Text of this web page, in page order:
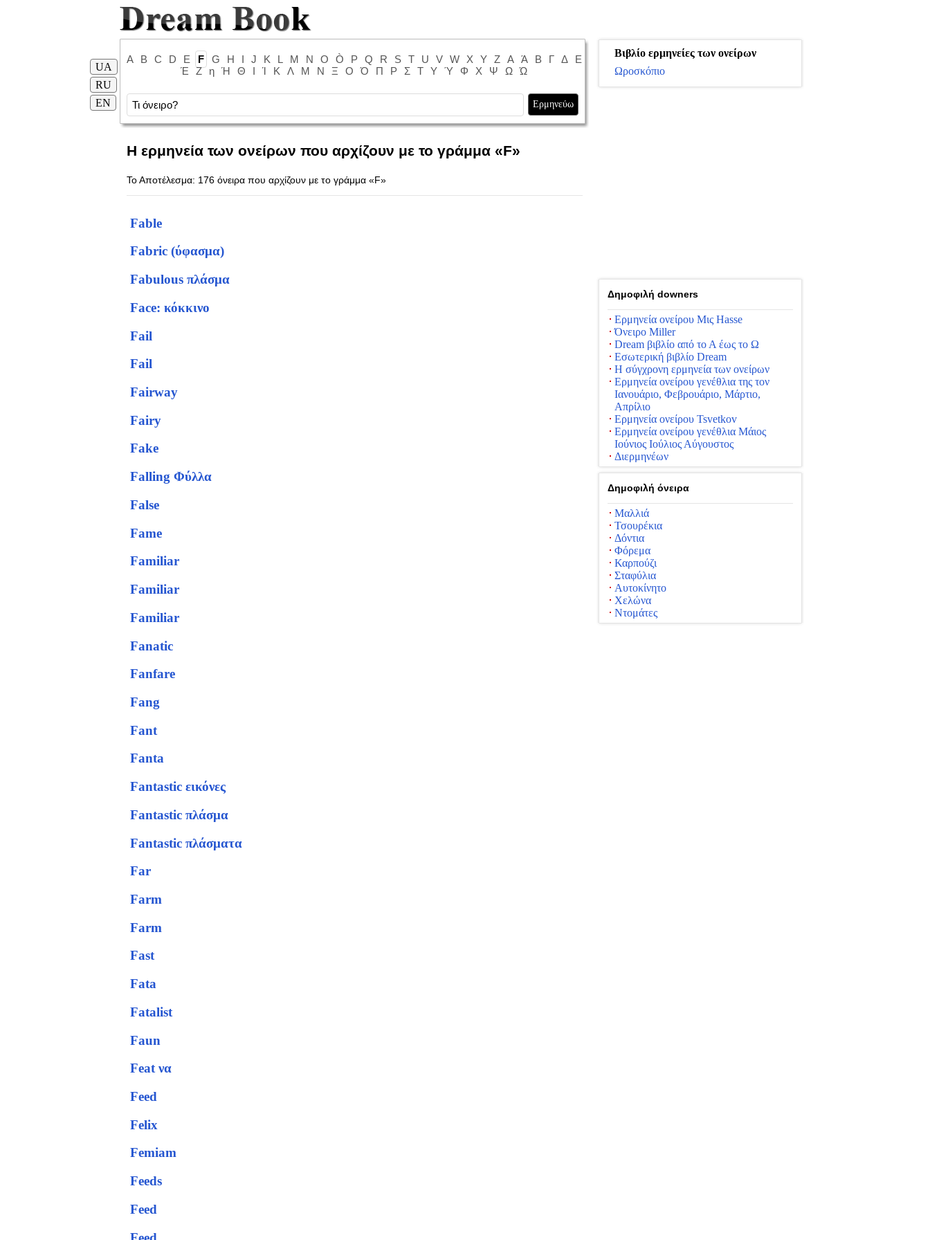
A B C D E F G H I J K L M N O Ò P Q R S T U V W X Y Z Α Ά Β Γ Δ
Ε
Έ
Ζ η Ή Θ Ι Ί Κ Λ Μ Ν Ξ Ο Ό Π Ρ Σ Τ Υ Ύ Φ Χ Ψ Ω Ώ
UA
RU
EN
Η ερμηνεία των ονείρων που αρχίζουν με το γράμμα «F»
Το Αποτέλεσμα: 176 όνειρα που αρχίζουν με το γράμμα «F»
Fable
Fabric (ύφασμα)
Fabulous πλάσμα
Face: κόκκινο
Fail
Fail
Fairway
Fairy
Fake
Falling Φύλλα
False
Fame
Familiar
Familiar
Familiar
Fanatic
Fanfare
Fang
Fant
Fanta
Fantastic εικόνες
Fantastic πλάσμα
Fantastic πλάσματα
Far
Farm
Farm
Fast
Fata
Fatalist
Faun
Feat να
Feed
Felix
Femiam
Feeds
Feed
Βιβλίο ερμηνείες των ονείρων
Ωροσκόπιο
Δημοφιλή downers
Ερμηνεία ονείρου Μις Hasse
Όνειρο Miller
Dream βιβλίο από το Α έως το Ω
Εσωτερική βιβλίο Dream
Η σύγχρονη ερμηνεία των ονείρων
Ερμηνεία ονείρου γενέθλια της τον
Ιανουάριο, Φεβρουάριο, Μάρτιο,
Απρίλιο
Ερμηνεία ονείρου Tsvetkov
Ερμηνεία ονείρου γενέθλια Μάιος
Ιούνιος Ιούλιος Αύγουστος
Διερμηνέων
Δημοφιλή όνειρα
Μαλλιά
Τσουρέκια
Δόντια
Φόρεμα
Καρπούζι
Σταφύλια
Αυτοκίνητο
Χελώνα
Ντομάτες